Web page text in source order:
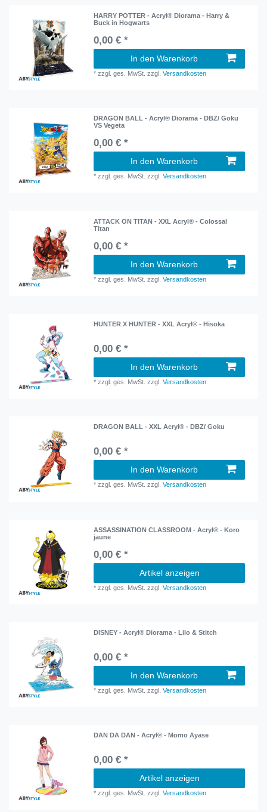
HARRY POTTER - Acryl® Diorama - Harry &
Buck in Hogwarts
0,00 € *
In den Warenkorb
*zzgl. ges. MwSt. zzgl.Versandkosten
DRAGON BALL - Acryl® Diorama - DBZ/ Goku
VS Vegeta
0,00 € *
In den Warenkorb
*zzgl. ges. MwSt. zzgl.Versandkosten
ATTACK ON TITAN - XXL Acryl® - Colossal
Titan
0,00 € *
In den Warenkorb
*zzgl. ges. MwSt. zzgl.Versandkosten
HUNTER X HUNTER - XXL Acryl® - Hisoka
0,00 € *
In den Warenkorb
*zzgl. ges. MwSt. zzgl.Versandkosten
DRAGON BALL - XXL Acryl® - DBZ/ Goku
0,00 € *
In den Warenkorb
*zzgl. ges. MwSt. zzgl.Versandkosten
ASSASSINATION CLASSROOM - Acryl® - Koro
jaune
0,00 € *
Artikel anzeigen
*zzgl. ges. MwSt. zzgl.Versandkosten
DISNEY - Acryl® Diorama - Lilo & Stitch
0,00 € *
In den Warenkorb
*zzgl. ges. MwSt. zzgl.Versandkosten
DAN DA DAN - Acryl® - Momo Ayase
0,00 € *
Artikel anzeigen
*zzgl. ges. MwSt. zzgl.Versandkosten